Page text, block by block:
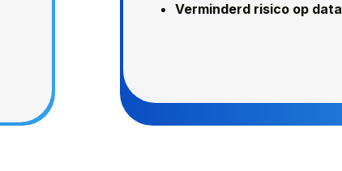
Verminderd risico op